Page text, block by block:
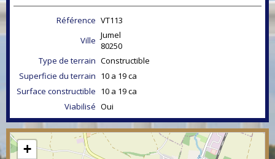
Référence VT113
Ville Jumel
80250
Type de terrain Constructible
Superficie du terrain 10 a 19 ca
Surface constructible 10 a 19 ca
Viabilisé Oui
+